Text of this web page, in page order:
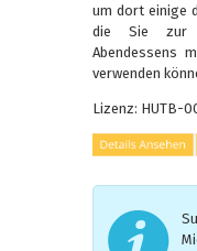
um dort einige
die Sie zur
Abendessens
verwenden
Lizenz: HUTB-